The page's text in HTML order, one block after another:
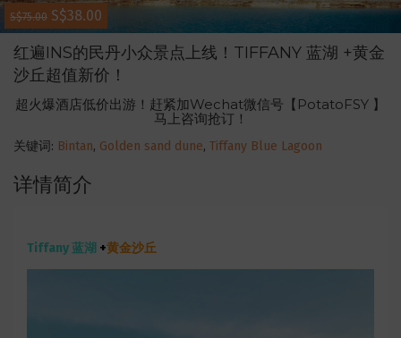
S$75.00 S$38.00
红遍INS的民丹小众景点上线！TIFFANY 蓝湖 +黄金
沙丘超值新价！
超火爆酒店低价出游！赶紧加Wechat微信号【PotatoFSY 】
马上咨询抢订！
关键词: Bintan, Golden sand dune, Tiffany Blue Lagoon
详情简介
Tiffany 蓝湖 +黄金沙丘